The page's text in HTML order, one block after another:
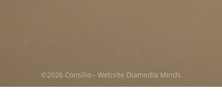
©2026 Consilio - Website Diamedia Minds